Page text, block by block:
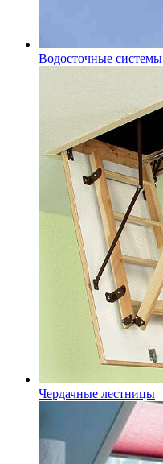
Водосточные системы
Чердачные лестницы